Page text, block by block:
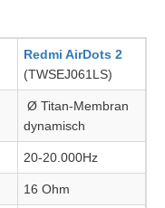
Redmi AirDots 2
(TWSEJ061LS)
Ø Titan-Membran
dynamisch
20-20.000Hz
16 Ohm